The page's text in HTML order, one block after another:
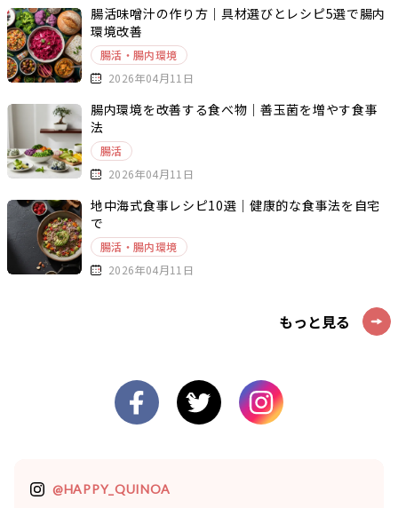
腸活味噌汁の作り方｜具材選びとレシピ5選で腸内
環境改善
腸活・腸内環境
2026年04月11日
腸内環境を改善する食べ物｜善玉菌を増やす食事
法
腸活
2026年04月11日
地中海式食事レシピ10選｜健康的な食事法を自宅
で
腸活・腸内環境
2026年04月11日
もっと見る
@HAPPY_QUINOA